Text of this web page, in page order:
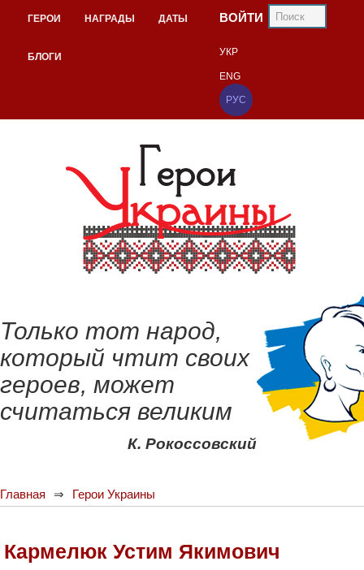
ГЕРОИ НАГРАДЫ ДАТЫ
БЛОГИ
ВОЙТИ
УКР
ENG
РУС
Только тот народ,
который чтит своих
героев, может
считаться великим
К. Рокоссовский
Главная Герои Украины
Кармелюк Устим Якимович